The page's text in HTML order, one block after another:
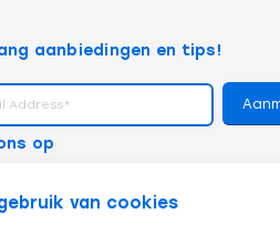
van cookies
aanbiedingen en tips!
op